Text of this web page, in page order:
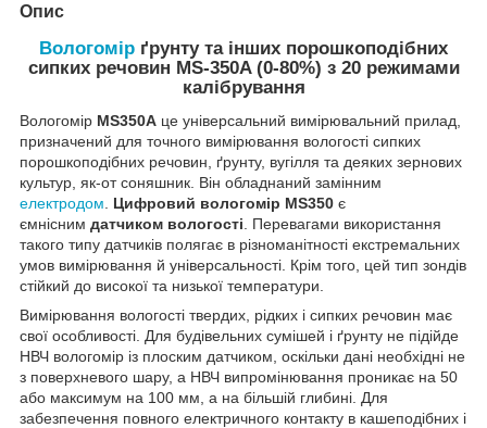
Опис
Вологомір ґрунту та інших порошкоподібних
сипких речовин MS-350A(0-80%) з 20 режимами
калібрування
Вологомір MS350A це універсальний вимірювальний прилад,
призначений для точного вимірювання вологості сипких
порошкоподібних речовин, ґрунту, вугілля та деяких зернових
культур, як-от соняшник. Він обладнаний замінним
електродом
Цифровий вологомір MS350 є
ємнісним датчиком вологості . Перевагами використання
такого типу датчиків полягає в різноманітності екстремальних
умов вимірювання й універсальності. Крім того, цей тип зондів
стійкий до високої та низької температури.
Вимірювання вологості твердих, рідких і сипких речовин має
свої особливості. Для будівельних сумішей і ґрунту не підійде
НВЧ вологомір із плоским датчиком, оскільки дані необхідні не
з поверхневого шару, а НВЧ випромінювання проникає на 50
або максимум на 100 мм, а на більшій глибині. Для
забезпечення повного електричного контакту в кашеподібних і